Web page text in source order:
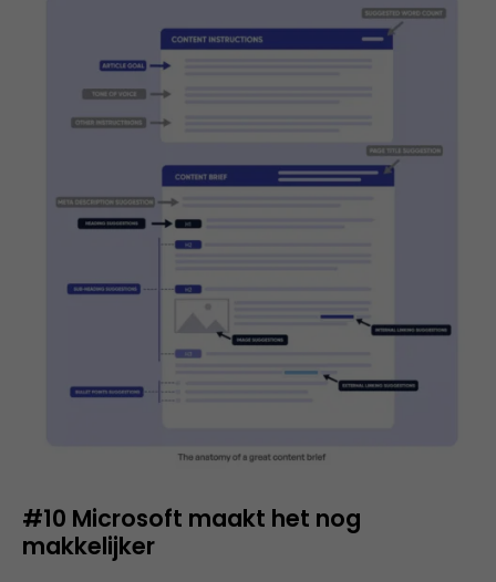
#10 Microsoft maakt het nog
makkelijker